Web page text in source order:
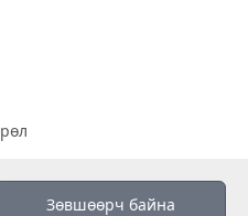
Зөвшөөрч байна